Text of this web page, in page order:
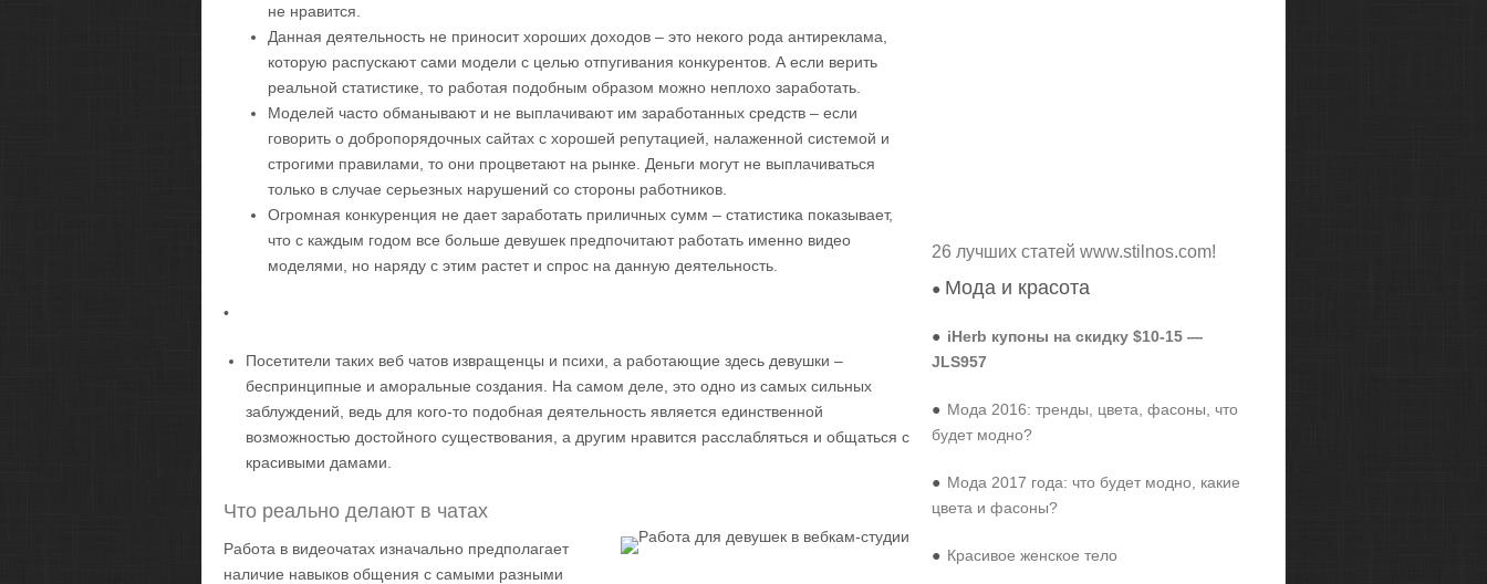
не нравится.
Данная деятельность не приносит хороших доходов – это некого рода антиреклама,
которую распускают сами модели с целью отпугивания конкурентов. А если верить
реальной статистике, то работая подобным образом можно неплохо заработать.
Моделей часто обманывают и не выплачивают им заработанных средств – если
говорить о добропорядочных сайтах с хорошей репутацией, налаженной системой и
строгими правилами, то они процветают на рынке. Деньги могут не выплачиваться
только в случае серьезных нарушений со стороны работников.
Огромная конкуренция не дает заработать приличных сумм – статистика показывает,
что с каждым годом все больше девушек предпочитают работать именно видео
моделями, но наряду с этим растет и спрос на данную деятельность.
•
Посетители таких веб чатов извращенцы и психи, а работающие здесь девушки –
беспринципные и аморальные создания. На самом деле, это одно из самых сильных
заблуждений, ведь для кого-то подобная деятельность является единственной
возможностью достойного существования, а другим нравится расслабляться и общаться с
красивыми дамами.
Что реально делают в чатах
Работа в видеочатах изначально предполагает
наличие навыков общения с самыми разными
26 лучших статей www.stilnos.com!
● Мода и красота
● iHerb купоны на скидку $10-15 —
JLS957
● Мода 2016: тренды, цвета, фасоны, что
будет модно?
● Мода 2017 года: что будет модно, какие
цвета и фасоны?
● Красивое женское тело